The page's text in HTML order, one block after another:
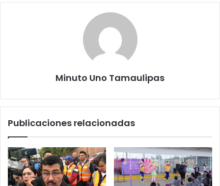
Minuto Uno Tamaulipas
Publicaciones relacionadas